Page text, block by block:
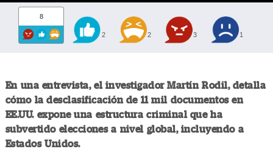
8
2 2 3 1
En una entrevista, el investigador Martín Rodil, detalla
cómo la desclasificación de 11 mil documentos en
EE.UU. expone una estructura criminal que ha
subvertido elecciones a nivel global, incluyendo a
Estados Unidos.